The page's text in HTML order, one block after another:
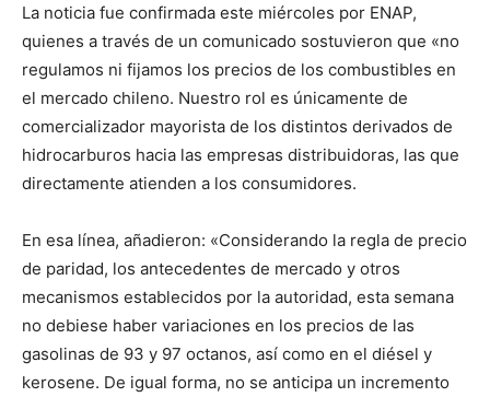
La noticia fue confirmada este miércoles por ENAP,
quienes a través de un comunicado sostuvieron que «no
regulamos ni fijamos los precios de los combustibles en
el mercado chileno. Nuestro rol es únicamente de
comercializador mayorista de los distintos derivados de
hidrocarburos hacia las empresas distribuidoras, las que
directamente atienden a los consumidores.
En esa línea, añadieron: «Considerando la regla de precio
de paridad, los antecedentes de mercado y otros
mecanismos establecidos por la autoridad, esta semana
no debiese haber variaciones en los precios de las
gasolinas de 93 y 97 octanos, así como en el diésel y
kerosene. De igual forma, no se anticipa un incremento